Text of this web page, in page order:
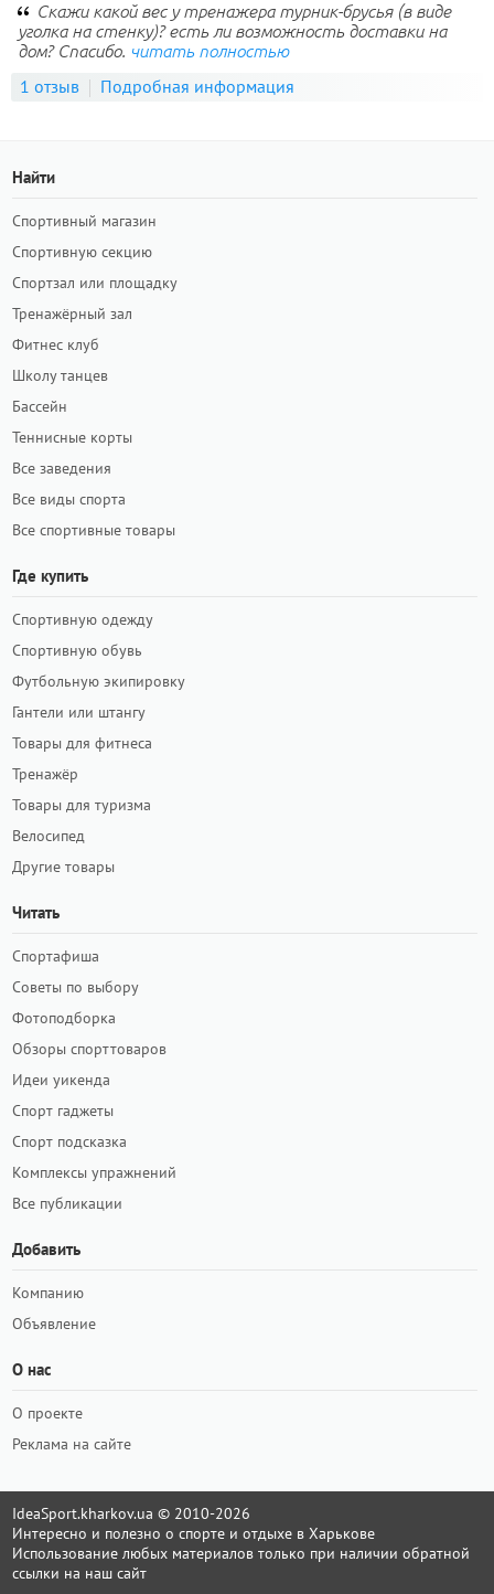
Скажи какой вес у тренажера турник-брусья (в виде
уголка на стенку)? есть ли возможность доставки на
дом? Спасибо. читать полностью
1 отзыв Подробная информация
Найти
Спортивный магазин
Спортивную секцию
Спортзал или площадку
Тренажёрный зал
Фитнес клуб
Школу танцев
Бассейн
Теннисные корты
Все заведения
Все виды спорта
Все спортивные товары
Где купить
Спортивную одежду
Спортивную обувь
Футбольную экипировку
Гантели или штангу
Товары для фитнеса
Тренажёр
Товары для туризма
Велосипед
Другие товары
Читать
Спортафиша
Советы по выбору
Фотоподборка
Обзоры спорттоваров
Идеи уикенда
Спорт гаджеты
Спорт подсказка
Комплексы упражнений
Все публикации
Добавить
Компанию
Объявление
О нас
О проекте
Реклама на сайте
IdeaSport.kharkov.ua © 2010-2026
Интересно и полезно о спорте и отдыхе в Харькове
Использование любых материалов только при наличии обратной
ссылки на наш сайт